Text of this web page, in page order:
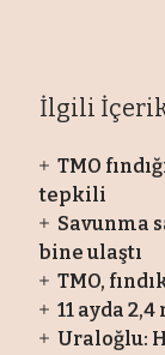
İlgili
TMO
tepkili
Savunma
bine ulaştı
TMO,
11 ayda
Uraloğlu: